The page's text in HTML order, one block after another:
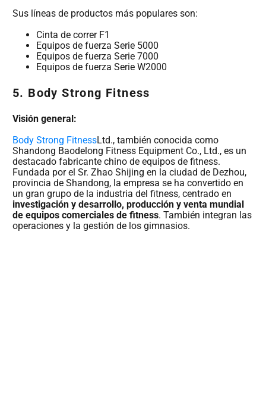
Sus líneas de productos más populares son:
Cinta de correr F1
Equipos de fuerza Serie 5000
Equipos de fuerza Serie 7000
Equipos de fuerza Serie W2000
5. Body Strong Fitness
Visión general:
Body Strong FitnessLtd., también conocida como
Shandong Baodelong Fitness Equipment Co., Ltd., es un
destacado fabricante chino de equipos de fitness.
Fundada por el Sr. Zhao Shijing en la ciudad de Dezhou,
provincia de Shandong, la empresa se ha convertido en
un gran grupo de la industria del fitness, centrado en
investigación y desarrollo, producción y venta mundial
de equipos comerciales de fitness. También integran las
operaciones y la gestión de los gimnasios.